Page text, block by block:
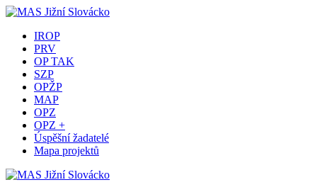
IROP
PRV
OP TAK
SZP
OPŽP
MAP
OPZ
OPZ +
Úspěšní žadatelé
Mapa projektů